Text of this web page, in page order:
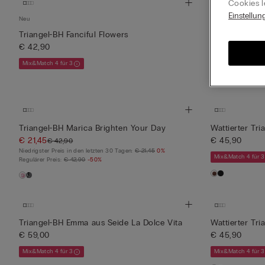
Neu
Triangel-BH Fanciful Flowers
€ 42,90
Mix&Match 4 für 3
Triangel-BH
Triangel-BH Marica Brighten Your Day
€ 21,45€ 42,90
Niedrigster Preis in den letzten 30 Tagen:€ 21,45 0%
Regulärer Preis: € 42,90 -50%
Wattierter
€ 45,90
Mix&Match 4 für 3
Triangel-BH Emma aus Seide La Dolce Vita
€ 59,00
Mix&Match 4 für 3
Wattierter
€ 45,90
Mix&Match 4 für 3
Cookies